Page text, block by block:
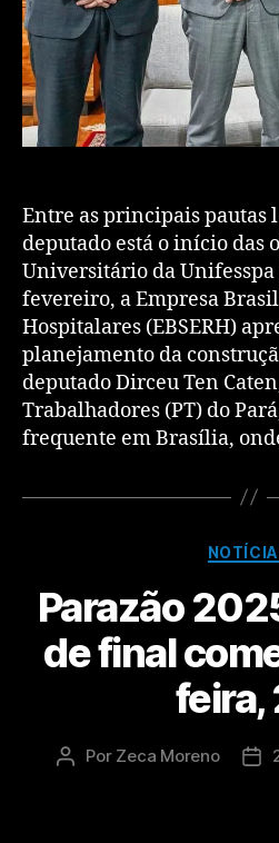
Entre as principais pautas
deputado está o início das
Universitário da Unifesspa
fevereiro, a Empresa
Hospitalares (EBSERH)
planejamento da
deputado Dirceu Ten
Trabalhadores (PT) do
frequente em Brasília,
Parazão
de final
feira,
Por Zeca Moreno